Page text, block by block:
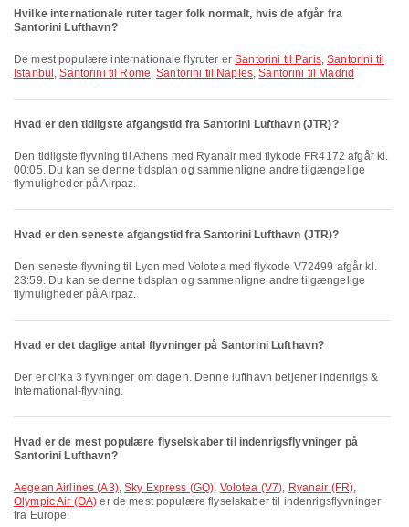
Hvilke internationale ruter tager folk normalt, hvis de afgår fra
Santorini Lufthavn?
De mest populære internationale flyruter erSantorini til Paris,Santorini til
Istanbul ,Santorini til Rome,Santorini til Naples,Santorini til Madrid
Hvad er den tidligste afgangstid fra Santorini Lufthavn (JTR)?
Den tidligste flyvning til Athens med Ryanair med flykode FR4172 afgår kl.
00:05. Du kan se denne tidsplan og sammenligne andre tilgængelige
flymuligheder på Airpaz.
Hvad er den seneste afgangstid fra Santorini Lufthavn (JTR)?
Den seneste flyvning til Lyon med Volotea med flykode V72499 afgår kl.
23:59. Du kan se denne tidsplan og sammenligne andre tilgængelige
flymuligheder på Airpaz.
Hvad er det daglige antal flyvninger på Santorini Lufthavn?
Der er cirka 3 flyvninger om dagen. Denne lufthavn betjener Indenrigs &
International-flyvning.
Hvad er de mest populære flyselskaber til indenrigsflyvninger på
Santorini Lufthavn?
Aegean Airlines (A3),Sky Express (GQ), Volotea (V7), Ryanair (FR),
Olympic Air (OA) er de mest populære flyselskaber til indenrigsflyvninger
fra Europe.